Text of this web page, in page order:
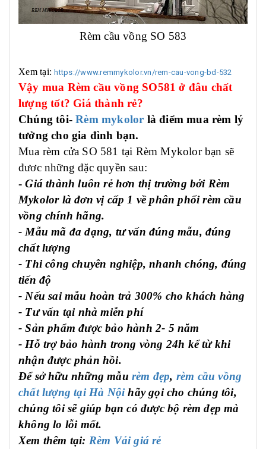
Rèm cầu vồng SO 583
Xem tại:https://www.remmykolor.vn/rem-cau-vong-bd-532
Vậy mua Rèm cầu vồng SO581 ở đâu chất
lượng tốt? Giá thành rẻ?
Chúng tôi- Rèm mykolor là điểm mua rèm lý
tưởng cho gia đình bạn.
Mua rèm cửa SO 581 tại Rèm Mykolor bạn sẽ
đươc những đặc quyền sau:
-Giá thành luôn rẻ hơn thị trường bởi Rèm
Mykolor là đơn vị cấp 1 về phân phối rèm cầu
vồng chính hãng.
- Mẫu mã đa dạng, tư vấn đúng mẫu, đúng
chất lượng
- Thi công chuyên nghiệp, nhanh chóng, đúng
tiến độ
- Nếu sai mẫu hoàn trả 300% cho khách hàng
- Tư vấn tại nhà miễn phí
- Sản phẩm được bảo hành 2- 5 năm
- Hỗ trợ bảo hành trong vòng 24h kể từ khi
nhận được phản hồi.
Để sở hữu những mẫu rèm đẹp, rèm cầu vồng
chất lượng tại Hà Nộihãy gọi cho chúng tôi,
chúng tôi sẽ giúp bạn có được bộ rèm đẹp mà
không lo lỗi mốt.
Xem thêm tại: Rèm Vải giá rẻ